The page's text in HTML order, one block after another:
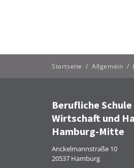
Startseite / Allgemein /
Berufliche
Wirtschaft und
Hamburg-Mitte
Anckelmannstraße 10
20537 Hamburg